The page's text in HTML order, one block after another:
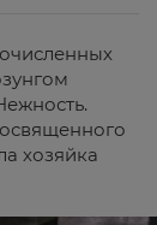
хозяйка